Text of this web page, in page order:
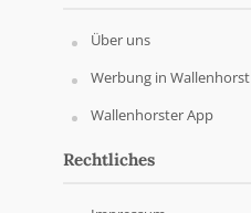
Über uns
Werbung in Wallenhorst
Wallenhorster App
Rechtliches